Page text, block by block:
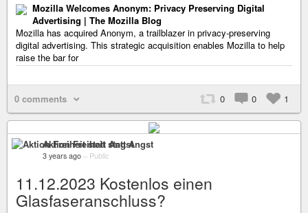
Mozilla Welcomes Anonym: Privacy Preserving Digital
Advertising | The Mozilla Blog
Mozilla has acquired Anonym, a trailblazer in privacy-preserving
digital advertising. This strategic acquisition enables Mozilla to help
raise the bar for
0 comments 0 0 1
Aktion Freiheit statt Angst
3 years ago – Public
11.12.2023 Kostenlos einen
Glasfaseranschluss?